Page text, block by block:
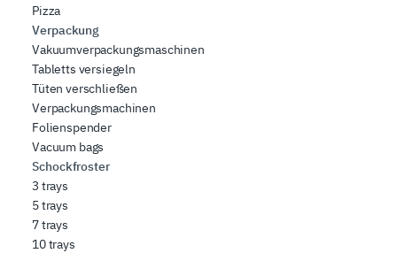
Pizza
Verpackung
Vakuumverpackungsmaschinen
Tabletts versiegeln
Tüten verschließen
Verpackungsmachinen
Folienspender
Vacuum bags
Schockfroster
3 trays
5 trays
7 trays
10 trays